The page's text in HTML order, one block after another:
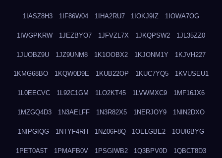
1IASZ8H3 1IF86W04 1IHA2RU7 1IOKJ9IZ 1IOWA7OG
1IWGPKRW 1JEZBYO7 1JFVZL7X 1JKQPSW2 1JL35ZZ0
1JUOBZ9U 1JZ9UNM8 1K1OOBX2 1KJONM1Y 1KJVH227
1KMG68BO 1KQW0D9E 1KUB22OP 1KUC7YQ5 1KVUSEU1
1L0EECVC 1L92C1GM 1LO2KT45 1LVWMXC9 1MF16JX6
1MZGQ4D3 1N3AELFF 1N3R82X5 1NERJOY9 1NIN2DXO
1NIPGIQG 1NTYF4RH 1NZ06F8Q 1OELGBE2 1OUI6BYG
1PET0A5T 1PMAFB0V 1PSGIWB2 1Q3BPV0D 1QBCT8D3